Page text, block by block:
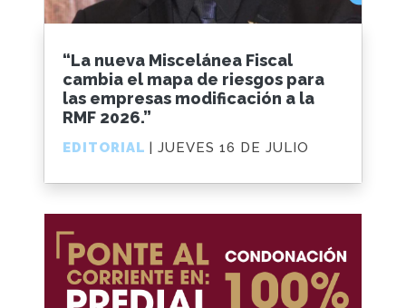
“La nueva Miscelánea Fiscal
cambia el mapa de riesgos para
las empresas modificación a la
RMF 2026.”
EDITORIAL | JUEVES 16 DE JULIO